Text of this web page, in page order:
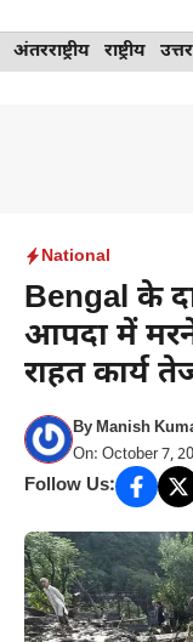
Skip
to
अंतरराष्ट्रीय राष्ट्रीय
National
Bengal के
आपदा में
राहत कार्य
ByManish
On: October 7,
Follow Us: